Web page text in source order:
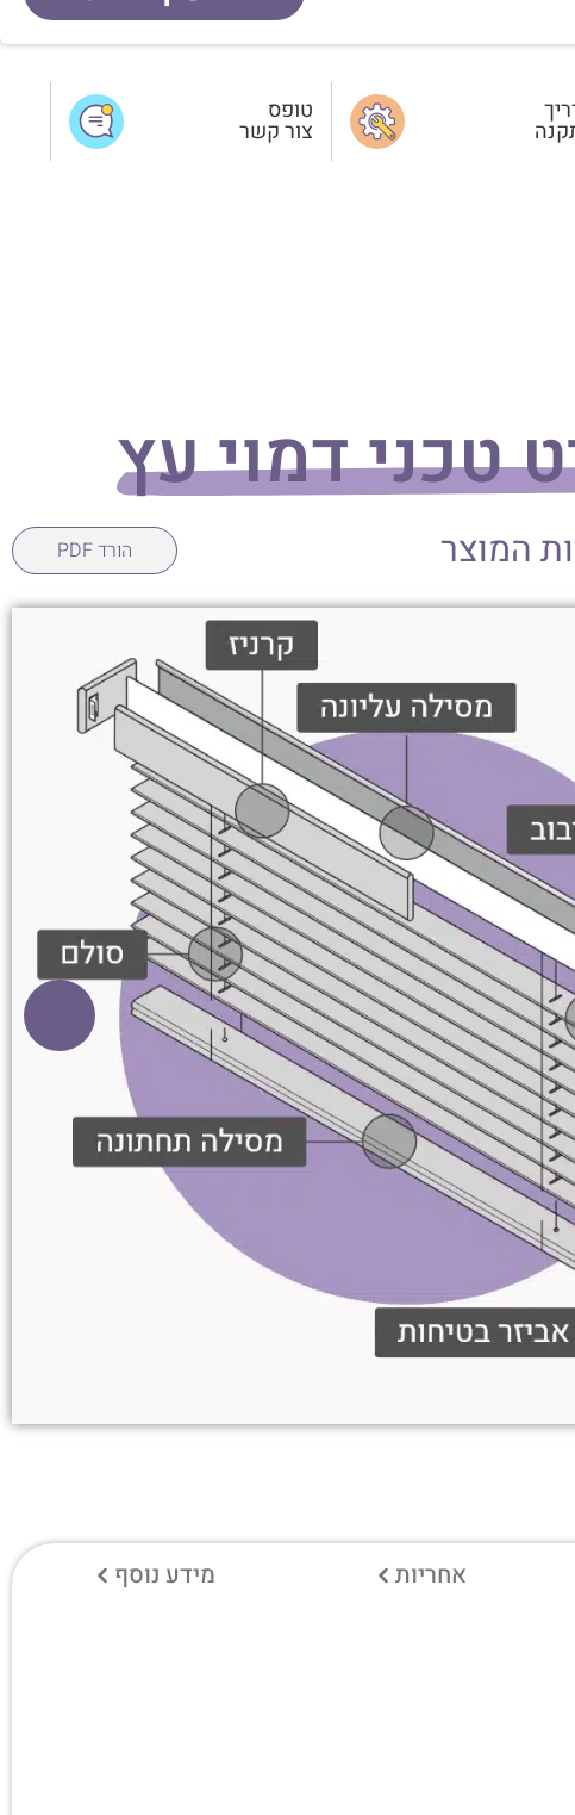
טופס
צור קשר
טכני דמוי עץ
המוצר הורד PDF
אחריות מידע נוסף